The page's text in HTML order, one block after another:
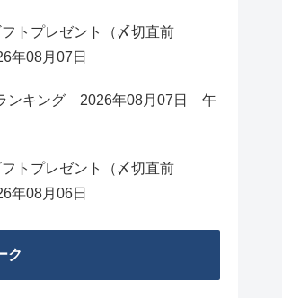
トプレゼント（〆切直前
年08月07日
ンキング 2026年08月07日 午
トプレゼント（〆切直前
年08月06日
ク